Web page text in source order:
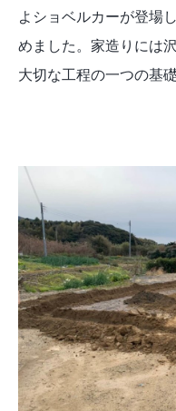
よショベルカーが登場
めました。家造りには
大切な工程の一つの基